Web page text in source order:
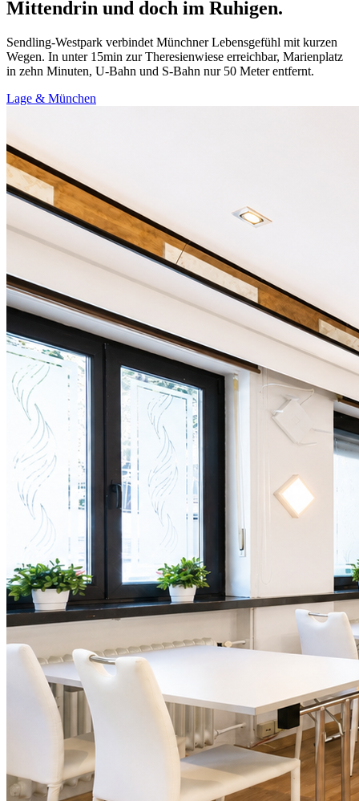
Mittendrin und doch im Ruhigen.
Sendling-Westpark verbindet Münchner Lebensgefühl mit kurzen
Wegen. In unter 15min zur Theresienwiese erreichbar, Marienplatz
in zehn Minuten, U-Bahn und S-Bahn nur 50 Meter entfernt.
Lage & München